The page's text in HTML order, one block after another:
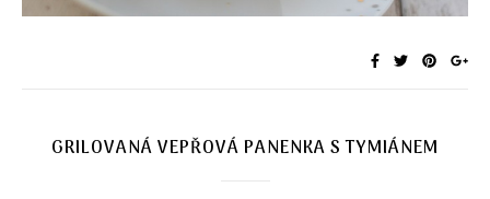
GRILOVANÁ VEPŘOVÁ PANENKA S TYMIÁNEM